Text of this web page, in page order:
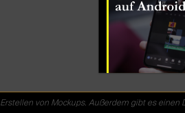
von Mockups. Außerdem gibt es einen